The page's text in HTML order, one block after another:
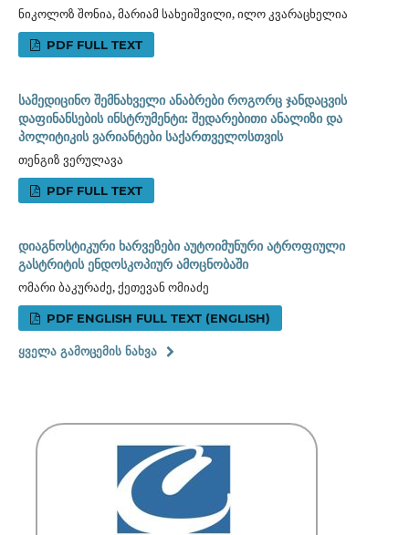
ნიკოლოზ შონია, მარიამ სახეიშვილი, ილო კვარაცხელია
PDF FULL TEXT
სამედიცინო შემნახველი ანაბრები როგორც ჯანდაცვის
დაფინანსების ინსტრუმენტი: შედარებითი ანალიზი და
პოლიტიკის ვარიანტები საქართველოსთვის
თენგიზ ვერულავა
PDF FULL TEXT
დიაგნოსტიკური ხარვეზები აუტოიმუნური ატროფიული
გასტრიტის ენდოსკოპიურ ამოცნობაში
ომარი ბაკურაძე, ქეთევან ომიაძე
PDF ENGLISH FULL TEXT (ENGLISH)
ᲧᲕᲔᲚᲐ ᲒᲐᲛᲝᲪᲔᲛᲘᲡ ᲜᲐᲮᲕᲐ